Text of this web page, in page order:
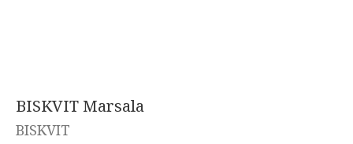
BISKVIT Marsala
BISKVIT